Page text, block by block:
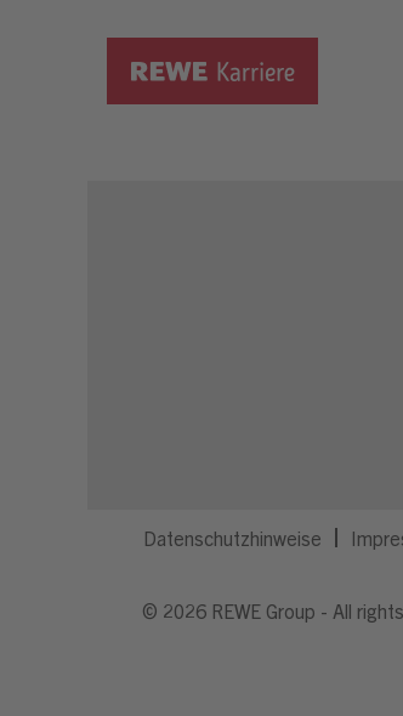
Datenschutzhinweise
© 2026 REWE Group - All